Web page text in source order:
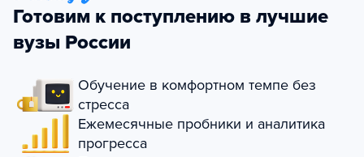
Готовим к поступлению в лучшие
вузы России
Обучение в комфортном темпе без
стресса
Ежемесячные пробники и аналитика
прогресса